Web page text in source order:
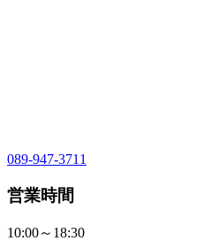
089-947-3711
営業時間
10:00～18:30